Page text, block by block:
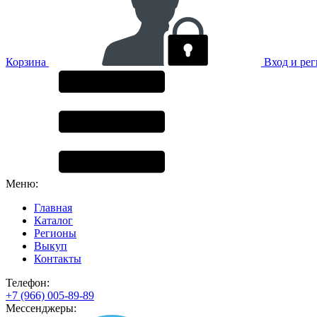
Корзина Вход и
Меню:
Главная
Каталог
Регионы
Выкуп
Контакты
Телефон:
+7 (966) 005-89-89
Мессенджеры: